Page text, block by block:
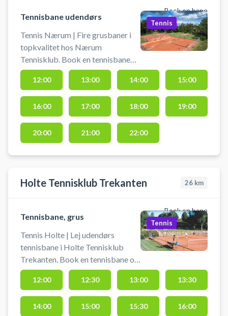
Book en bane
Tennisbane udendørs
Tennis Nærum | Fire grusbaner i
topkvalitet hos Nærum
Tennisklub. Book en tennisbane
og spil tennis i Nærum på
grusbanerne hos tennisklubben.
Book for én time ad gangen og der
er adgang til toilet, bad og
omklædning. Husk at feje bane og
linjer efter brug. Du skal selv
medbring bolde og ketchere.
Tennis
12:00 13:00 14:00 15:00
16:00 17:00 18:00 19:00
20:00 21:00 22:00
Holte Tennisklub Trekanten 26 km
Book en bane
Tennisbane, grus
Tennis Holte | Lej udendørs
tennisbane i Holte Tennisklub
Trekanten. Book en tennisbane og
spil tennis i Holte på grusbaner.
Der er mulighed for bad og
omklædning. Der findes gratis
parkering ved tennisbanen, når du
Tennis
12:00 12:30 13:00 13:30
14:00 15:00 15:30 16:00